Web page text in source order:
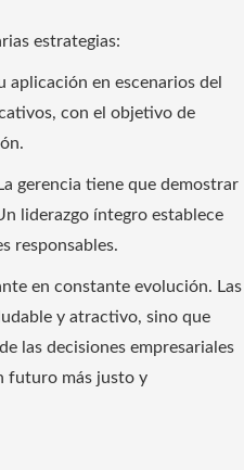
estrategias:
aplicación en escenarios del
con el objetivo de
gerencia tiene que demostrar
liderazgo íntegro establece
responsables.
en constante evolución. Las
y atractivo, sino que
las decisiones empresariales
futuro más justo y